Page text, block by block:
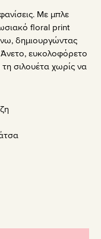
Με μπλε
floral print
δημιουργώντας
Άνετο, ευκολοφόρετο
σιλουέτα χωρίς να